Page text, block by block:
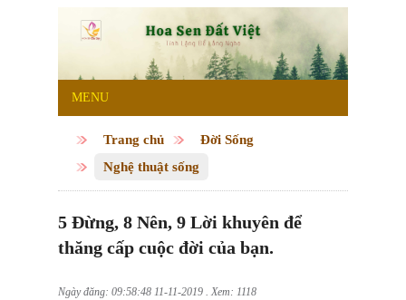
MENU
Trang chủ
Đời Sống
Nghệ thuật sống
5 Đừng, 8 Nên, 9 Lời khuyên để
thăng cấp cuộc đời của bạn.
Ngày đăng: 09:58:48 11-11-2019 . Xem: 1118